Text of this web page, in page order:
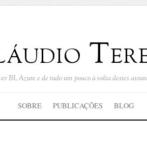
BI, Azure e de tudo um pouco à volta destes
SOBRE PUBLICAÇÕES BLOG